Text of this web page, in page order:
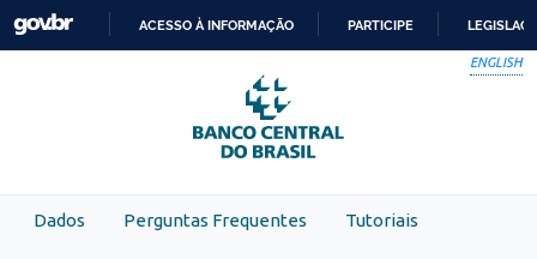
Skip to main content
PARA
O
CONTEÚDO
ACESSO À INFORMAÇÃO PARTICIPE
ENGLISH
Dados Perguntas Frequentes Tutoriais